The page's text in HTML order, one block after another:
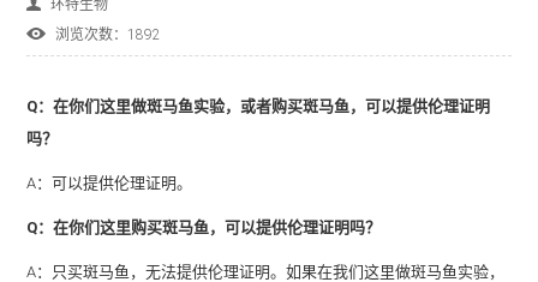
环特生物
浏览次数：1892
Q：在你们这里做斑马鱼实验，或者购买斑马鱼，可以提供伦理证明
吗？
A：可以提供伦理证明。
Q：在你们这里购买斑马鱼，可以提供伦理证明吗？
A：只买斑马鱼，无法提供伦理证明。如果在我们这里做斑马鱼实验，